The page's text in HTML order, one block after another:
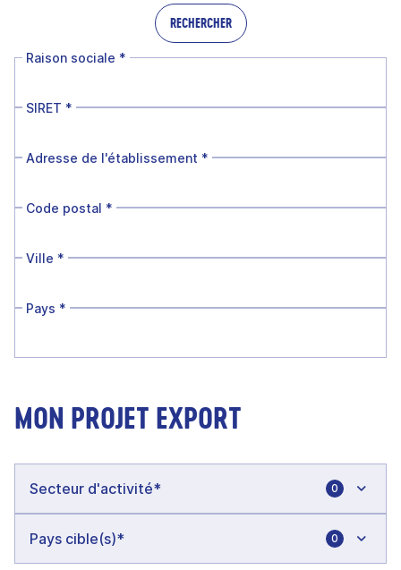
RECHERCHER
Raison sociale *
SIRET *
Adresse de l'établissement *
Code postal *
Ville *
Pays *
MON PROJET EXPORT
0
0